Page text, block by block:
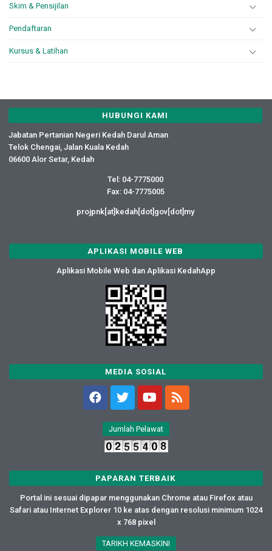
Skim & Pensijilan
Pendaftaran
Kursus & Latihan
HUBUNGI KAMI
Jabatan Pertanian Negeri Kedah Darul Aman
Telok Chengai, Jalan Kuala Kedah
06600 Alor Setar, Kedah
Tel: 04-7775000
Fax: 04-7775005
projpnk[at]kedah[dot]gov[dot]my
APLIKASI MOBILE WEB
Aplikasi Mobile Web dan Aplikasi KedahApp
MEDIA SOSIAL
Jumlah Pelawat
PAPARAN TERBAIK
Portal ini sesuai dipapar menggunakan Chrome atau Firefox atau
Safari atau Internet Explorer 10 ke atas dengan resolusi minimum 1024
x 768 pixel
TARIKH KEMASKINI